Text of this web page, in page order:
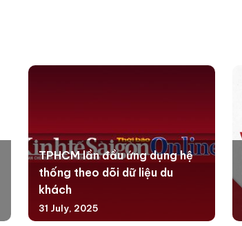
TPHCM lần đầu ứng dụng hệ
thống theo dõi dữ liệu du
khách
31 July, 2025